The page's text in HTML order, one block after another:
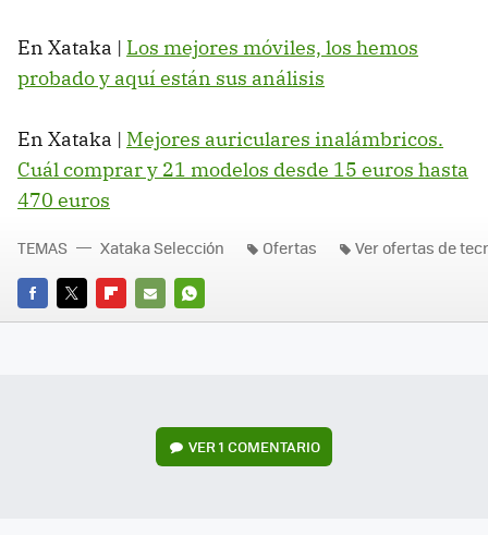
En Xataka | Los mejores móviles, los hemos
probado y aquí están sus análisis
En Xataka | Mejores auriculares inalámbricos.
Cuál comprar y 21 modelos desde 15 euros hasta
470 euros
FACEBOOK
TWITTERFLIPBOARD
E-
WHATSAPP
TEMAS Xataka Selección Ofertas Ver ofertas de
VER1 COMENTARIO